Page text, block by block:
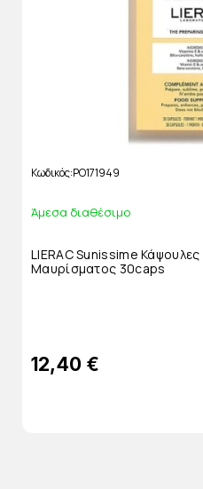
Κωδικός PO171949
Άμεσα διαθέσιμο
LIERAC Sunissime
Μαυρίσματος 30caps
12,40 €